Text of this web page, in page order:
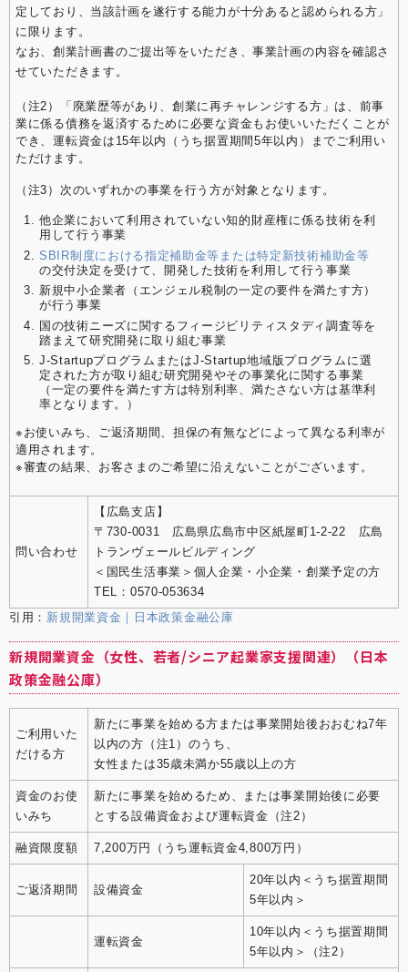
定しており、当該計画を遂行する能力が十分あると認められる方」
に限ります。
なお、創業計画書のご提出等をいただき、事業計画の内容を確認さ
せていただきます。
（注2）「廃業歴等があり、創業に再チャレンジする方」は、前事
業に係る債務を返済するために必要な資金もお使いいただくことが
でき、運転資金は15年以内（うち据置期間5年以内）までご利用い
ただけます。
（注3）次のいずれかの事業を行う方が対象となります。
他企業において利用されていない知的財産権に係る技術を利
用して行う事業
SBIR制度における指定補助金等または特定新技術補助金等
の交付決定を受けて、開発した技術を利用して行う事業
新規中小企業者（エンジェル税制の一定の要件を満たす方）
が行う事業
国の技術ニーズに関するフィージビリティスタディ調査等を
踏まえて研究開発に取り組む事業
J-StartupプログラムまたはJ-Startup地域版プログラムに選
定された方が取り組む研究開発やその事業化に関する事業
（一定の要件を満たす方は特別利率、満たさない方は基準利
率となります。）
※お使いみち、ご返済期間、担保の有無などによって異なる利率が
適用されます。
※審査の結果、お客さまのご希望に沿えないことがございます。
問い合わせ
【広島支店】
〒730-0031 広島県広島市中区紙屋町1-2-22 広島
トランヴェールビルディング
＜国民生活事業＞個人企業・小企業・創業予定の方
TEL：0570-053634
引用： 新規開業資金｜日本政策金融公庫
新規開業資金（女性、若者/シニア起業家支援関連）（日本
政策金融公庫）
ご利用いた
だける方
新たに事業を始める方または事業開始後おおむね7年
以内の方（注1）のうち、
女性または35歳未満か55歳以上の方
資金のお使
いみち
新たに事業を始めるため、または事業開始後に必要
とする設備資金および運転資金（注2）
融資限度額 7,200万円（うち運転資金4,800万円）
ご返済期間 設備資金
20年以内＜うち据置期間
5年以内＞
運転資金
10年以内＜うち据置期間
5年以内＞（注2）